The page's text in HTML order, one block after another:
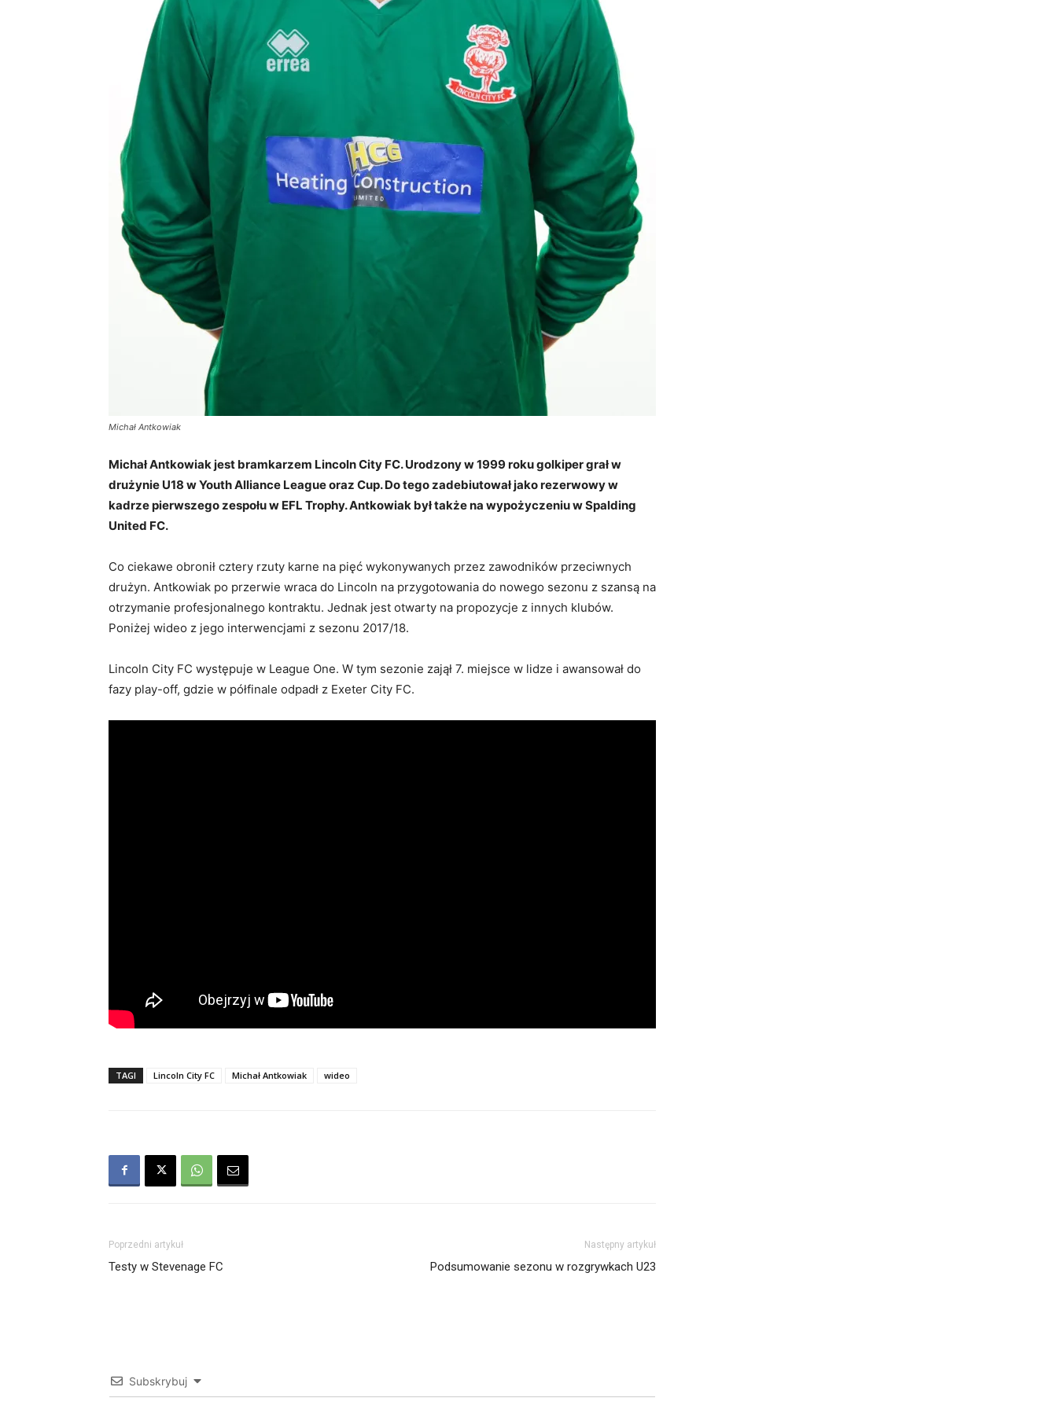
Michał Antkowiak
Michał Antkowiak jest bramkarzem Lincoln City FC. Urodzony w 1999 roku golkiper grał w
drużynie U18 w Youth Alliance League oraz Cup. Do tego zadebiutował jako rezerwowy w
kadrze pierwszego zespołu w EFL Trophy. Antkowiak był także na wypożyczeniu w Spalding
United FC.
Co ciekawe obronił cztery rzuty karne na pięć wykonywanych przez zawodników przeciwnych
drużyn. Antkowiak po przerwie wraca do Lincoln na przygotowania do nowego sezonu z szansą na
otrzymanie profesjonalnego kontraktu. Jednak jest otwarty na propozycje z innych klubów.
Poniżej wideo z jego interwencjami z sezonu 2017/18.
Lincoln City FC występuje w League One. W tym sezonie zajął 7. miejsce w lidze i awansował do
fazy play-off, gdzie w półfinale odpadł z Exeter City FC.
TAGI Lincoln City FC Michał Antkowiak wideo
Poprzedni artykuł
Testy w Stevenage FC
Następny artykuł
Podsumowanie sezonu w rozgrywkach U23
Subskrybuj